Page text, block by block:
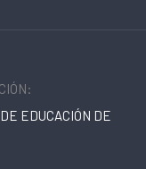
EDUCACIÓN DE